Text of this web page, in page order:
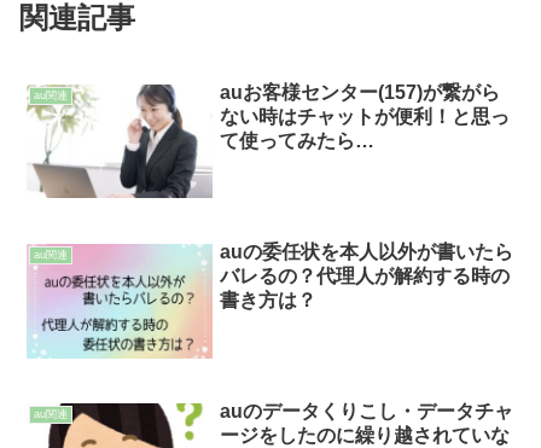
関連記事
au関連
auお客様センター(157)が繋がら
ない時はチャットが便利！と思っ
て使ってみたら…
au関連
auの委任状を本人以外が書いたら
バレるの？代理人が解約する時の
書き方は？
au関連
auのデータくりこし・データチャ
ージをしたのに繰り越されていな